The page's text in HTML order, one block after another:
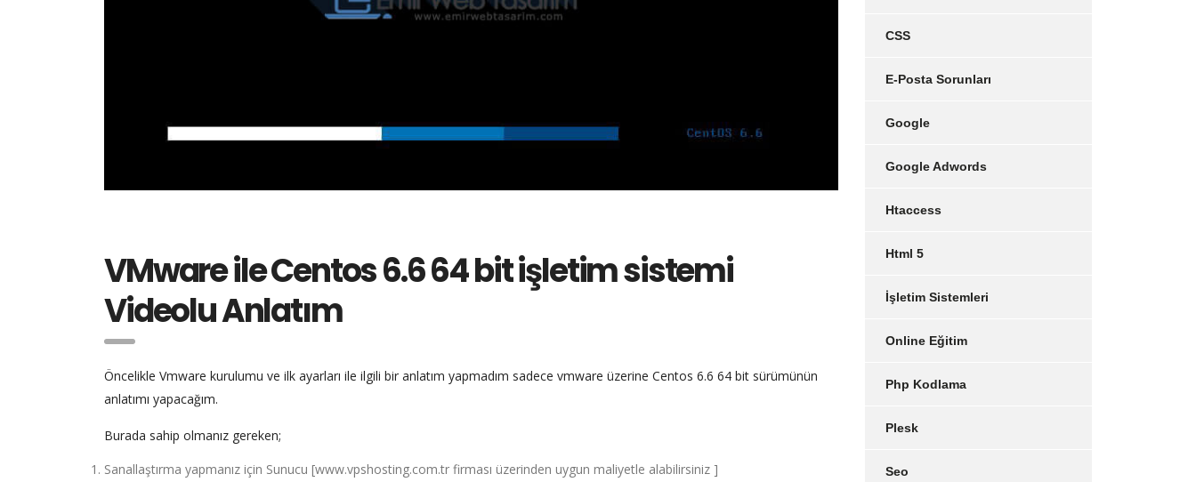
VMware ile Centos 6.6 64 bit işletim sistemi
Videolu Anlatım
Öncelikle Vmware kurulumu ve ilk ayarları ile ilgili bir anlatım yapmadım sadece vmware üzerine Centos 6.6 64 bit sürümünün
anlatımı yapacağım.
Burada sahip olmanız gereken;
Sanallaştırma yapmanız için Sunucu [www.vpshosting.com.tr firması üzerinden uygun maliyetle alabilirsiniz ]
CSS
E-Posta Sorunları
Google
Google Adwords
Htaccess
Html 5
İşletim Sistemleri
Online Eğitim
Php Kodlama
Plesk
Seo